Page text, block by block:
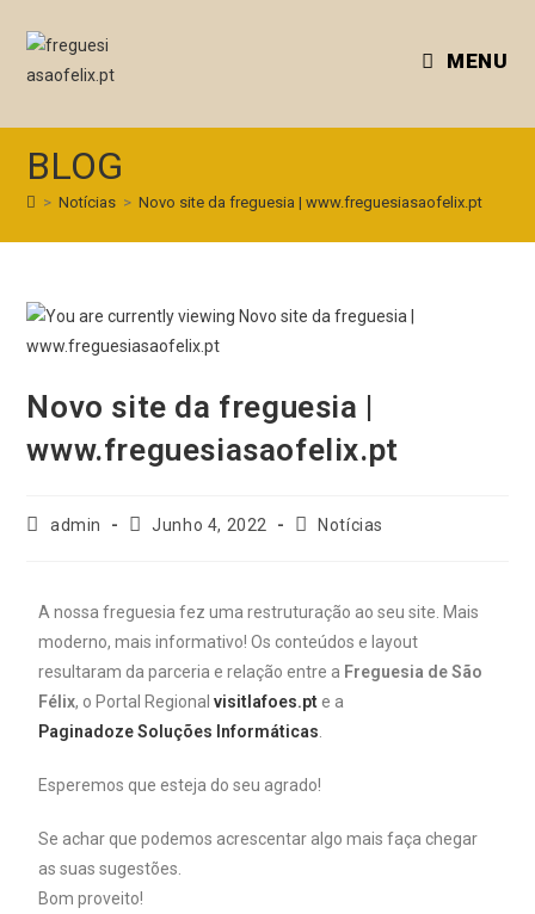
MENU
BLOG
> Notícias > Novo site da freguesia | www.freguesiasaofelix.pt
Novo site da freguesia |
www.freguesiasaofelix.pt
admin Junho 4, 2022 Notícias
A nossa freguesia fez uma restruturação ao seu site. Mais
moderno, mais informativo! Os conteúdos e layout
resultaram da parceria e relação entre a Freguesia de São
Félix, o Portal Regionalvisitlafoes.pt e a
Paginadoze Soluções Informáticas
Esperemos que esteja do seu agrado!
Se achar que podemos acrescentar algo mais faça chegar
as suas sugestões.
Bom proveito!